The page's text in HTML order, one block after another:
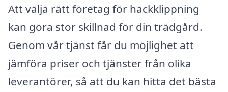
Att välja rätt företag för häckklippning
kan göra stor skillnad för din trädgård.
Genom vår tjänst får du möjlighet att
jämföra priser och tjänster från olika
leverantörer, så att du kan hitta det bästa